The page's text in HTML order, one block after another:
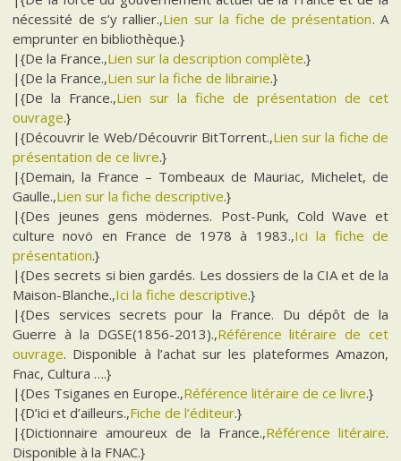
nécessité de s’y rallier.,Lien sur la fiche de présentation. A
emprunter en bibliothèque.}
|{De la France.,Lien sur la description complète.}
|{De la France.,Lien sur la fiche de librairie.}
|{De la France.,Lien sur la fiche de présentation de cet
ouvrage.}
|{Découvrir le Web/Découvrir BitTorrent.,Lien sur la fiche de
présentation de ce livre.}
|{Demain, la France – Tombeaux de Mauriac, Michelet, de
Gaulle.,Lien sur la fiche descriptive.}
|{Des jeunes gens mödernes. Post-Punk, Cold Wave et
culture novö en France de 1978 à 1983.,Ici la fiche de
présentation.}
|{Des secrets si bien gardés. Les dossiers de la CIA et de la
Maison-Blanche.,Ici la fiche descriptive.}
|{Des services secrets pour la France. Du dépôt de la
Guerre à la DGSE(1856-2013).,Référence litéraire de cet
ouvrage. Disponible à l’achat sur les plateformes Amazon,
Fnac, Cultura ….}
|{Des Tsiganes en Europe.,Référence litéraire de ce livre.}
|{D’ici et d’ailleurs.,Fiche de l’éditeur.}
|{Dictionnaire amoureux de la France.,Référence litéraire.
Disponible à la FNAC.}